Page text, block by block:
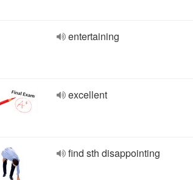
entertaining
excellent
find sth disappointing